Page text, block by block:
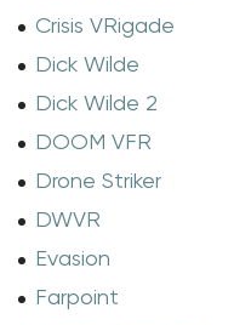
Crisis VRigade
Dick Wilde
Dick Wilde 2
DOOM VFR
Drone Striker
DWVR
Evasion
Farpoint